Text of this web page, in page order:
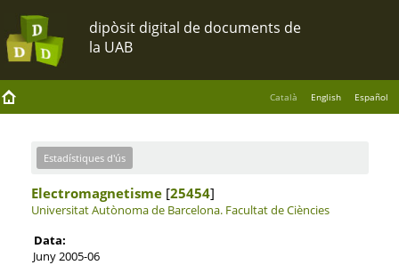
Català English Español
Estadístiques d'ús
Electromagnetisme[25454]
Universitat Autònoma de Barcelona. Facultat de Ciències
Data:
Juny 2005-06